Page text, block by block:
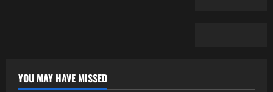
YOU MAY HAVE MISSED